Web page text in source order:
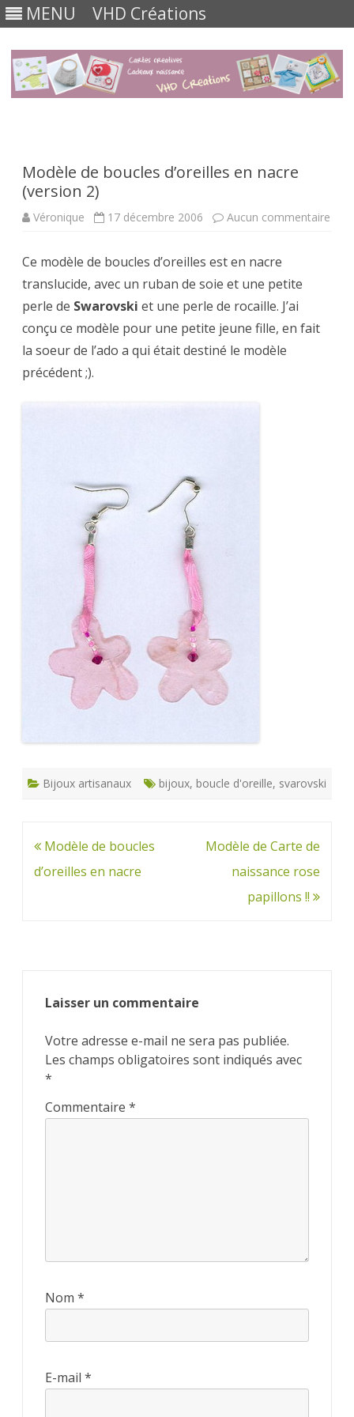
MENU VHD Créations
Modèle de boucles d’oreilles en nacre
(version 2)
Véronique 17 décembre 2006 Aucun commentaire
Ce modèle de boucles d’oreilles est en nacre
translucide, avec un ruban de soie et une petite
perle de Swarovski et une perle de rocaille. J’ai
conçu ce modèle pour une petite jeune fille, en fait
la soeur de l’ado a qui était destiné le modèle
précédent ;).
Bijoux artisanaux bijoux, boucle d'oreille, svarovski
Navigation
de
Modèle de boucles
d’oreilles en nacre
Modèle de Carte de
naissance rose
papillons !!
Laisser un commentaire
Votre adresse e-mail ne sera pas publiée.
Les champs obligatoires sont indiqués avec
*
Commentaire *
Nom *
E-mail *